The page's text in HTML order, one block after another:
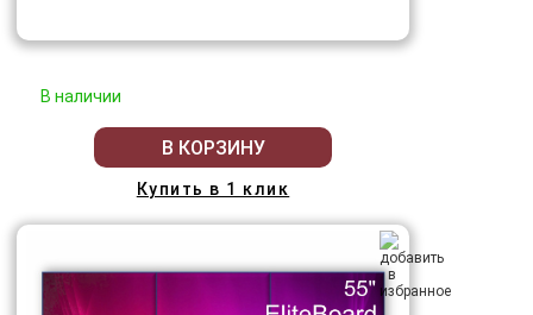
В наличии
В КОРЗИНУ
Купить в 1 клик